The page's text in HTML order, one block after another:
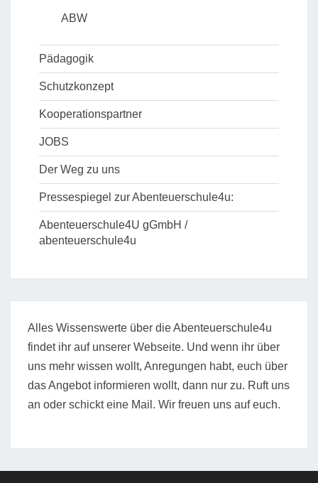
ABW
Pädagogik
Schutzkonzept
Kooperationspartner
JOBS
Der Weg zu uns
Pressespiegel zur Abenteuerschule4u:
Abenteuerschule4U gGmbH /
abenteuerschule4u
Alles Wissenswerte über die Abenteuerschule4u
findet ihr auf unserer Webseite. Und wenn ihr über
uns mehr wissen wollt, Anregungen habt, euch über
das Angebot informieren wollt, dann nur zu. Ruft uns
an oder schickt eine Mail. Wir freuen uns auf euch.